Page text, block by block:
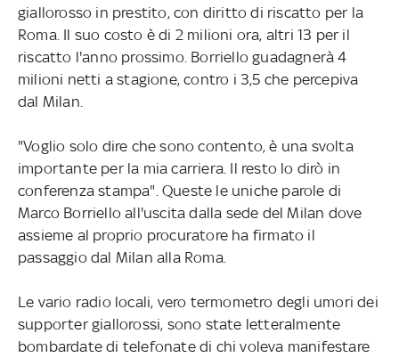
giallorosso in prestito, con diritto di riscatto per la
Roma. Il suo costo è di 2 milioni ora, altri 13 per il
riscatto l'anno prossimo. Borriello guadagnerà 4
milioni netti a stagione, contro i 3,5 che percepiva
dal Milan.
"Voglio solo dire che sono contento, è una svolta
importante per la mia carriera. Il resto lo dirò in
conferenza stampa". Queste le uniche parole di
Marco Borriello all'uscita dalla sede del Milan dove
assieme al proprio procuratore ha firmato il
passaggio dal Milan alla Roma.
Le vario radio locali, vero termometro degli umori dei
supporter giallorossi, sono state letteralmente
bombardate di telefonate di chi voleva manifestare